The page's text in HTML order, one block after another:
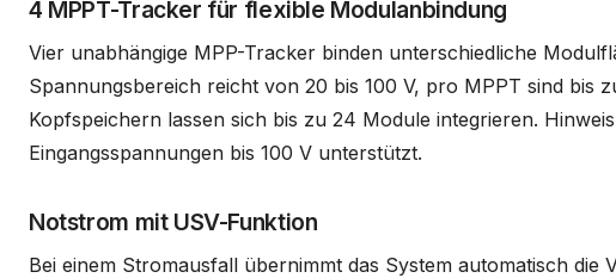
4 MPPT-Tracker für flexible Modulanbindung
Vier unabhängige MPP-Tracker binden unterschiedliche
Spannungsbereich reicht von 20 bis 100 V, pro MPPT sind bis
Kopfspeichern lassen sich bis zu 24 Module integrieren.
Eingangsspannungen bis 100 V unterstützt.
Notstrom mit USV-Funktion
Bei einem Stromausfall übernimmt das System automatisch